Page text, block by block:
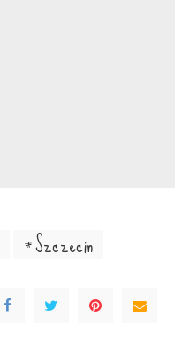
Szczecin